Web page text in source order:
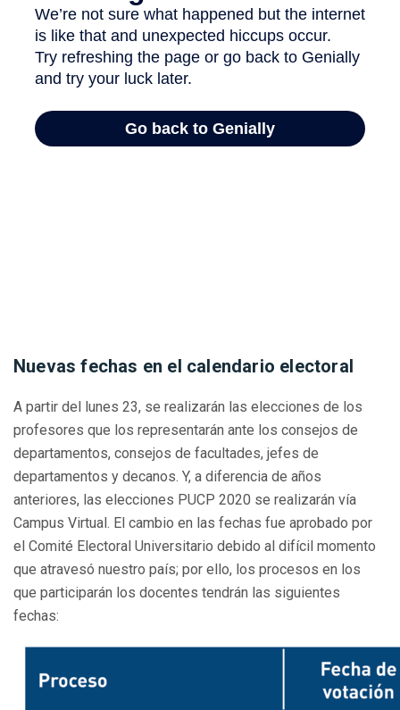
Nuevas fechas en el calendario electoral
A partir del lunes 23, se realizarán las elecciones de los
profesores que los representarán ante los consejos de
departamentos, consejos de facultades, jefes de
departamentos y decanos. Y, a diferencia de años
anteriores, las elecciones PUCP 2020 se realizarán vía
Campus Virtual. El cambio en las fechas fue aprobado por
el Comité Electoral Universitario debido al difícil momento
que atravesó nuestro país; por ello, los procesos en los
que participarán los docentes tendrán las siguientes
fechas: